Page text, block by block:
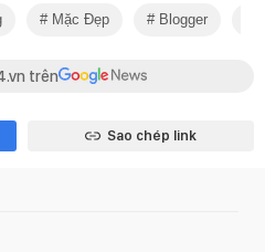
Mặc Đẹp Blogger
trên
Sao chép link